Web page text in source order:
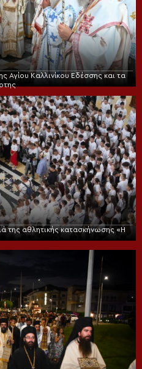
Αγίου Καλλινίκου Εδέσσης και τα
της αθλητικής κατασκήνωσης «Η